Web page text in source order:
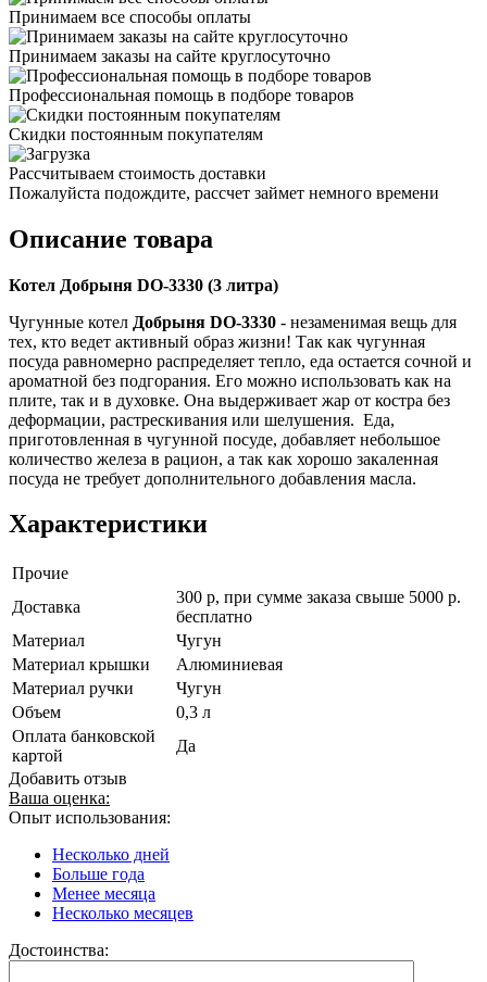
Принимаем все способы оплаты
Принимаем заказы на сайте круглосуточно
Профессиональная помощь в подборе товаров
Скидки постоянным покупателям
Рассчитываем стоимость доставки
Пожалуйста подождите, рассчет займет немного времени
Описание товара
Котел Добрыня DO-3330 (3 литра)
Чугунные котел Добрыня DO-3330 - незаменимая вещь для
тех, кто ведет активный образ жизни! Так как чугунная
посуда равномерно распределяет тепло, еда остается сочной и
ароматной без подгорания. Его можно использовать как на
плите, так и в духовке. Она выдерживает жар от костра без
деформации, растрескивания или шелушения. Еда,
приготовленная в чугунной посуде, добавляет небольшое
количество железа в рацион, а так как хорошо закаленная
посуда не требует дополнительного добавления масла.
Характеристики
Прочие
Доставка
300 р, при сумме заказа свыше 5000 р.
бесплатно
Материал
Чугун
Материал крышки
Алюминиевая
Материал ручки
Чугун
Объем
0,3 л
Оплата банковской
картой
Да
Добавить отзыв
Ваша оценка:
Опыт использования:
Несколько дней
Больше года
Менее месяца
Несколько месяцев
Достоинства: